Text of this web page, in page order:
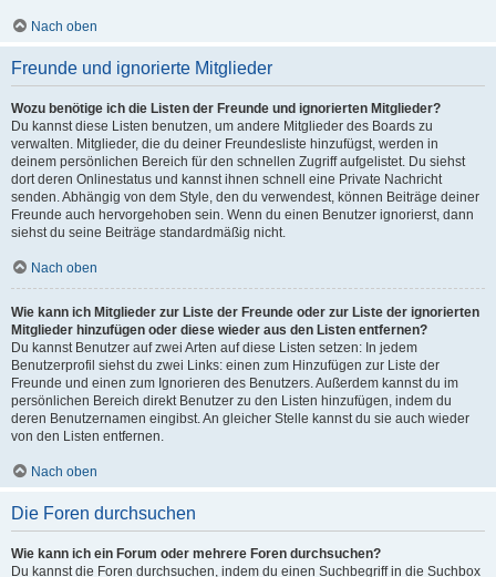
Nach oben
Freunde und ignorierte Mitglieder
Wozu benötige ich die Listen der Freunde und ignorierten Mitglieder?
Du kannst diese Listen benutzen, um andere Mitglieder des Boards zu
verwalten. Mitglieder, die du deiner Freundesliste hinzufügst, werden in
deinem persönlichen Bereich für den schnellen Zugriff aufgelistet. Du siehst
dort deren Onlinestatus und kannst ihnen schnell eine Private Nachricht
senden. Abhängig von dem Style, den du verwendest, können Beiträge deiner
Freunde auch hervorgehoben sein. Wenn du einen Benutzer ignorierst, dann
siehst du seine Beiträge standardmäßig nicht.
Nach oben
Wie kann ich Mitglieder zur Liste der Freunde oder zur Liste der ignorierten
Mitglieder hinzufügen oder diese wieder aus den Listen entfernen?
Du kannst Benutzer auf zwei Arten auf diese Listen setzen: In jedem
Benutzerprofil siehst du zwei Links: einen zum Hinzufügen zur Liste der
Freunde und einen zum Ignorieren des Benutzers. Außerdem kannst du im
persönlichen Bereich direkt Benutzer zu den Listen hinzufügen, indem du
deren Benutzernamen eingibst. An gleicher Stelle kannst du sie auch wieder
von den Listen entfernen.
Nach oben
Die Foren durchsuchen
Wie kann ich ein Forum oder mehrere Foren durchsuchen?
Du kannst die Foren durchsuchen, indem du einen Suchbegriff in die Suchbox